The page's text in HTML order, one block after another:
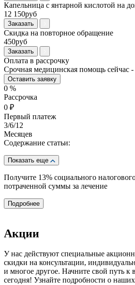
Капельница с янтарной кислотой на
12 150руб
Заказать
Скидка на повторное обращение
450руб
Заказать
Оплата в рассрочку
Срочная медицинская помощь сейчас -
Оставить заявку
0 %
Рассрочка
0 ₽
Первый платеж
3/6/12
Месяцев
Содержание статьи:
Показать еще
Получите 13% социального
потраченной суммы за лечение
Подробнее
Акции
У нас действуют специальные
скидки на консультации,
и многое другое. Начните свой путь к
сегодня! Узнайте подробности о